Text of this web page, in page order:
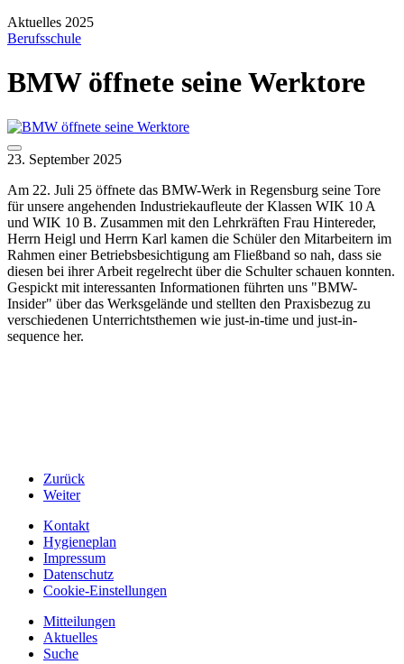
Aktuelles 2025
Berufsschule
BMW öffnete seine Werktore
23. September 2025
Am 22. Juli 25 öffnete das BMW-Werk in Regensburg seine Tore
für unsere angehenden Industriekaufleute der Klassen WIK 10 A
und WIK 10 B. Zusammen mit den Lehrkräften Frau Hintereder,
Herrn Heigl und Herrn Karl kamen die Schüler den Mitarbeitern im
Rahmen einer Betriebsbesichtigung am Fließband so nah, dass sie
diesen bei ihrer Arbeit regelrecht über die Schulter schauen konnten.
Gespickt mit interessanten Informationen führten uns "BMW-
Insider" über das Werksgelände und stellten den Praxisbezug zu
verschiedenen Unterrichtsthemen wie just-in-time und just-in-
sequence her.
Zurück
Weiter
Kontakt
Hygieneplan
Impressum
Datenschutz
Cookie-Einstellungen
Mitteilungen
Aktuelles
Suche